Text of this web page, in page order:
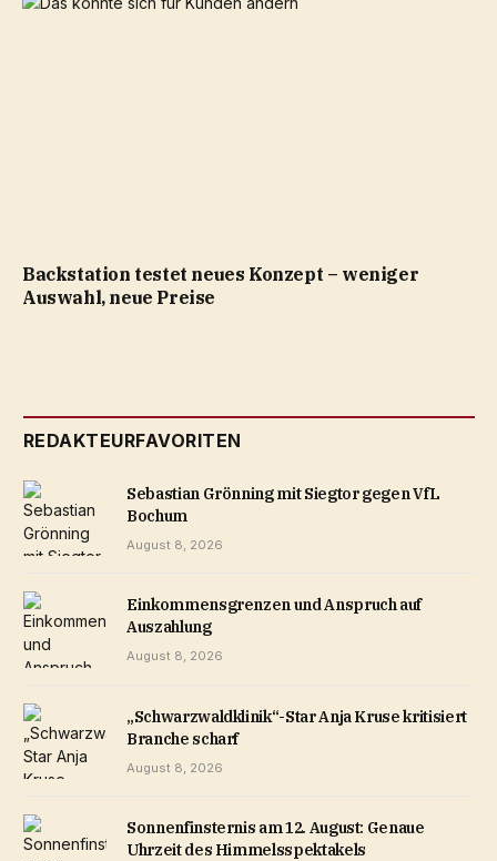
Backstation testet neues Konzept – weniger
Auswahl, neue Preise
REDAKTEURFAVORITEN
Sebastian Grönning mit Siegtor gegen VfL
Bochum
August 8, 2026
Einkommensgrenzen und Anspruch auf
Auszahlung
August 8, 2026
„Schwarzwaldklinik“-Star Anja Kruse kritisiert
Branche scharf
August 8, 2026
Sonnenfinsternis am 12. August: Genaue
Uhrzeit des Himmelsspektakels